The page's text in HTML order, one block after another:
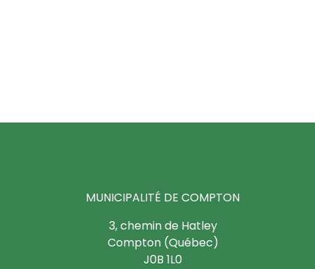
MUNICIPALITÉ DE COMPTON
3, chemin de Hatley
Compton (Québec)
J0B 1L0